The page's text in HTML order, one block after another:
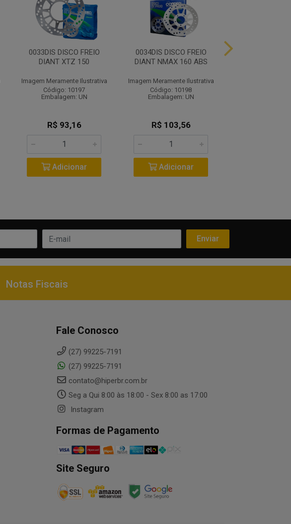
0033DIS DISCO FREIO
DIANT XTZ 150
Imagem Meramente Ilustrativa
Código: 10197
Embalagem: UN
R$ 93,16
Adicionar
0034DIS DISCO FREIO
DIANT NMAX 160 ABS
Imagem Meramente Ilustrativa
Código: 10198
Embalagem: UN
R$ 103,56
Adicionar
Notas Fiscais
Fale Conosco
(27) 99225-7191
(27) 99225-7191
contato@hiperbr.com.br
Seg a Qui 8:00 às 18:00 - Sex 8:00 as 17:00
Instagram
Formas de Pagamento
Site Seguro